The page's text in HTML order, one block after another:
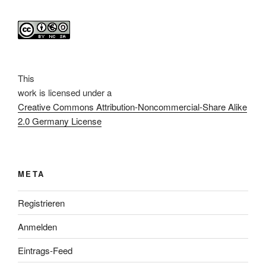
This
work is licensed under a
Creative Commons Attribution-Noncommercial-Share Alike
2.0 Germany License
META
Registrieren
Anmelden
Eintrags-Feed